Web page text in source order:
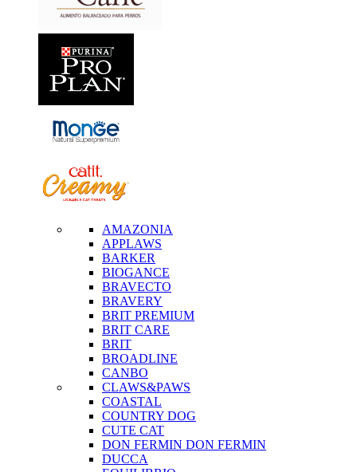
AMAZONIA
APPLAWS
BARKER
BIOGANCE
BRAVECTO
BRAVERY
BRIT PREMIUM
BRIT CARE
BRIT
BROADLINE
CANBO
CLAWS&PAWS
COASTAL
COUNTRY DOG
CUTE CAT
DON FERMIN DON FERMIN
DUCCA